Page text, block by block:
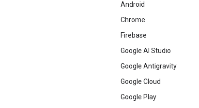
Android
Chrome
Firebase
Google AI Studio
Google Antigravity
Google Cloud
Google Play